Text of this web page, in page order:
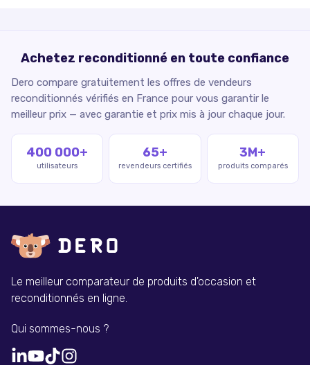
Achetez reconditionné en toute confiance
Dero compare gratuitement les offres de vendeurs
reconditionnés vérifiés en France pour vous garantir le
meilleur prix — avec garantie et prix mis à jour chaque jour.
400 000+
utilisateurs
65+
revendeurs certifiés
3M+
produits comparés
Le meilleur comparateur de produits d'occasion et
reconditionnés en ligne.
Qui sommes-nous ?